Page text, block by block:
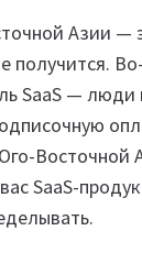
Азии —
получится.
SaaS — люди
Восточной
SaaS-